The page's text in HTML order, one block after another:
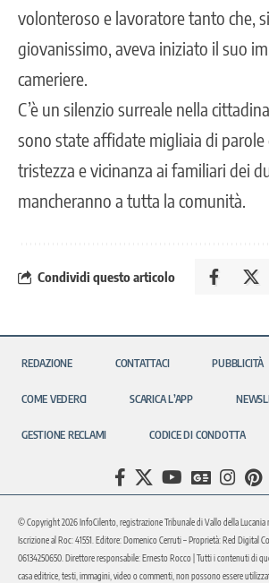
volonteroso e lavoratore tanto che,
giovanissimo, aveva iniziato il suo
cameriere.
C’è un silenzio surreale nella
sono state affidate migliaia di parole
tristezza e vicinanza ai familiari dei
mancheranno a tutta la comunità.
Condividi questo articolo
REDAZIONE CONTATTACI PUBBLICITÀ
COME VEDERCI SCARICA L’APP
GESTIONE RECLAMI CODICE DI CONDOTTA
© Copyright 2026 InfoCilento, registrazione Tribunale di Vallo della Lucania
Iscrizione al Roc: 41551. Editore: Domenico Cerruti – Proprietà: Red Digital
06134250650. Direttore responsabile: Ernesto Rocco | Tutti i contenuti di
casa editrice, testi, immagini, video o commenti, non possono essere